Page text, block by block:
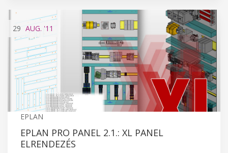
29 AUG. '11
EPLAN
EPLAN PRO PANEL 2.1.: XL PANEL
ELRENDEZÉS